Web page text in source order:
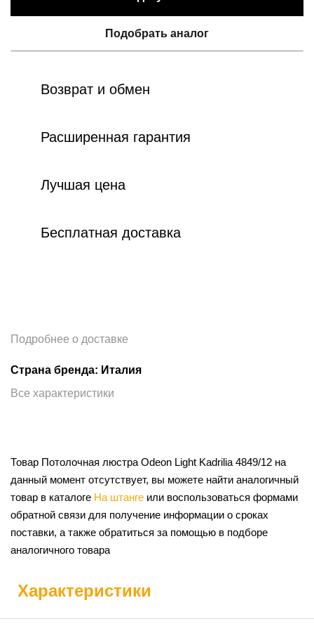
Подобрать аналог
Возврат и обмен
Расширенная гарантия
Лучшая цена
Бесплатная доставка
Подробнее о доставке
Страна бренда: Италия
Все характеристики
Товар Потолочная люстра Odeon Light Kadrilia 4849/12 на
данный момент отсутствует, вы можете найти аналогичный
товар в каталоге На штанге или воспользоваться формами
обратной связи для получение информации о сроках
поставки, а также обратиться за помощью в подборе
аналогичного товара
Характеристики